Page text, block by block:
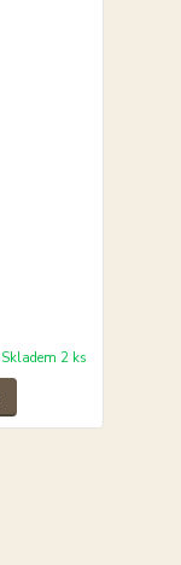
Skladem 2 ks